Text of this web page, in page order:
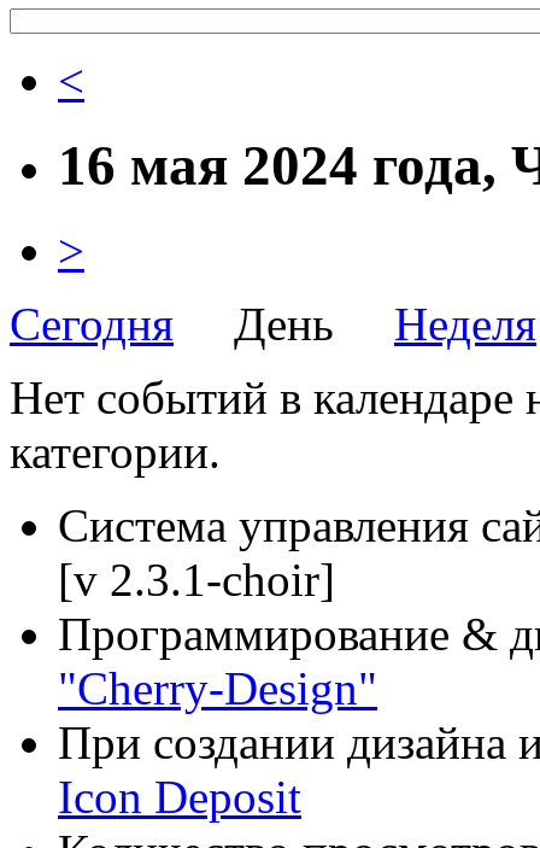
<
16 мая 2024 года,
>
Сегодня День Неделя
Нет событий в календаре
категории.
Система управления
[v 2.3.1-choir]
Программирование &
"Cherry-Design"
При создании дизайна
Icon Deposit